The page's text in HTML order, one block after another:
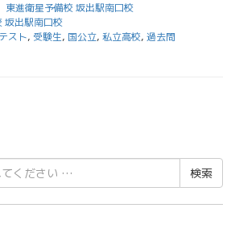
東進衛星予備校 坂出駅南口校
坂出駅南口校
スト, 受験生, 国公立, 私立高校, 過去問